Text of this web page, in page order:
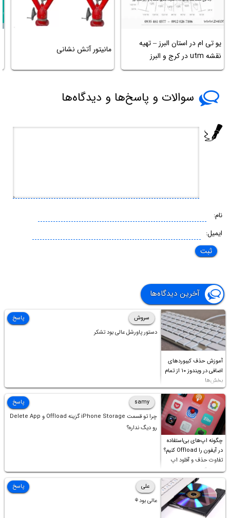
یو تی ام در استان البرز – تهیه
نقشه utm در کرج و البرز
مانیتور آتش نشانی
سوالات و پاسخ‌ها و دیدگاه‌ها
نام:
ایمیل:
آخرین دیدگاه‌ها
آموزش حذف کیبوردهای
اضافی در ویندوز ۱۰ از تمام
بخش‌ها
سروش
دستور پاورشل عالی بود تشکر
پاسخ
چگونه اپ‌های بی‌استفاده
در آیفون را Offload کنیم؟
تفاوت حذف و آفلود اپ
چیست؟
samy
چرا تو قسمت iPhone Storage گزینه Offload و Delete App
رو دیگ نداره؟
پاسخ
علی
عالی بود⚘
پاسخ